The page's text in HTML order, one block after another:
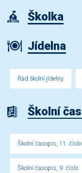
Školka
Jídelna
Řád školní jídelny
Školní
Školní časopis, 11. číslo
Školní časopis, 9. číslo